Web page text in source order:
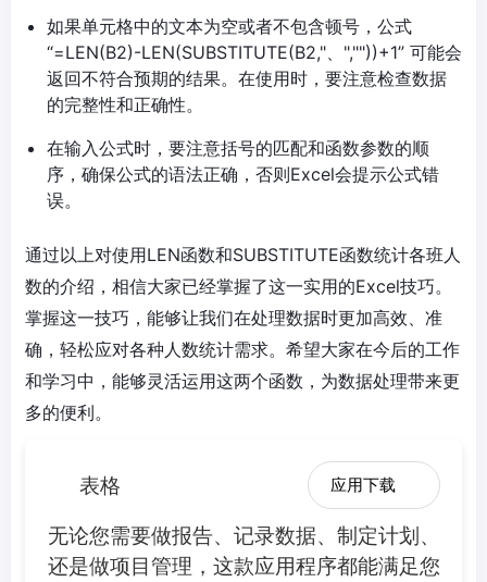
如果单元格中的文本为空或者不包含顿号，公式
“=LEN(B2)-LEN(SUBSTITUTE(B2,"、",""))+1” 可能会
返回不符合预期的结果。在使用时，要注意检查数据
的完整性和正确性。
在输入公式时，要注意括号的匹配和函数参数的顺
序，确保公式的语法正确，否则Excel会提示公式错
误。
通过以上对使用LEN函数和SUBSTITUTE函数统计各班人
数的介绍，相信大家已经掌握了这一实用的Excel技巧。
掌握这一技巧，能够让我们在处理数据时更加高效、准
确，轻松应对各种人数统计需求。希望大家在今后的工作
和学习中，能够灵活运用这两个函数，为数据处理带来更
多的便利。
表格 应用下载
无论您需要做报告、记录数据、制定计划、
还是做项目管理，这款应用程序都能满足您